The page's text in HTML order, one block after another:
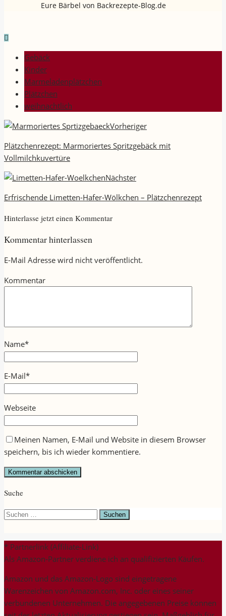
Eure Bärbel von Backrezepte-Blog.de
Gebäck
Kinder
Marmeladenplätzchen
Plätzchen
weihnachtlich
Vorheriger
Plätzchenrezept: Marmoriertes Spritzgebäck mit
Vollmilchkuvertüre
Nächster
Erfrischende Limetten-Hafer-Wölkchen – Plätzchenrezept
Hinterlasse jetzt einen Kommentar
Kommentar hinterlassen
E-Mail Adresse wird nicht veröffentlicht.
Kommentar
Name*
E-Mail*
Webseite
Meinen Namen, E-Mail und Website in diesem Browser
speichern, bis ich wieder kommentiere.
Suche
Suchen
* Partnerlink (Affiliate-Link)
Als Amazon-Partner verdiene ich an qualifizierten Käufen.
Amazon und das Amazon-Logo sind eingetragene
Warenzeichen von Amazon.com, Inc. oder eines seiner
verbundenen Unternehmen. Die angegebenen Preise können